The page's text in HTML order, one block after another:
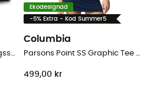
Leslie Falls Short - Vandringsshorts - Børn
Ekodesignad
-5% Extra - Kod Summer5
Columbia
Parsons Point SS Graphic Tee - T-shirt - Dam
499,00 kr